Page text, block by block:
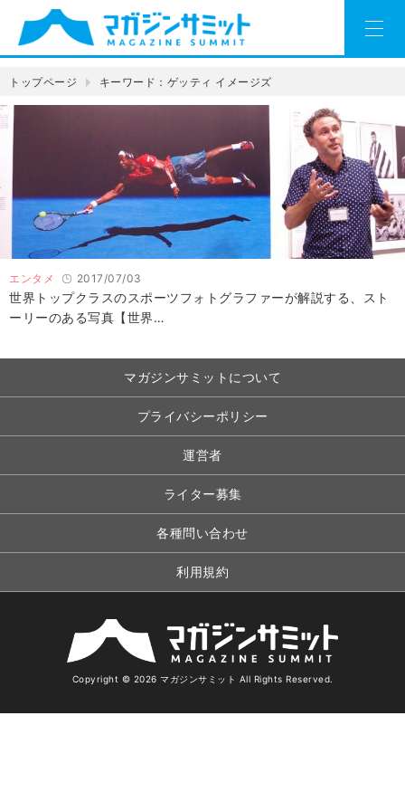
トップページ キーワード：ゲッティ イメージズ
エンタメ 2017/07/03
世界トップクラスのスポーツフォトグラファーが解説する、スト
ーリーのある写真【世界…
マガジンサミットについて
プライバシーポリシー
運営者
ライター募集
各種問い合わせ
利用規約
Copyright © 2026 マガジンサミット All Rights Reserved.